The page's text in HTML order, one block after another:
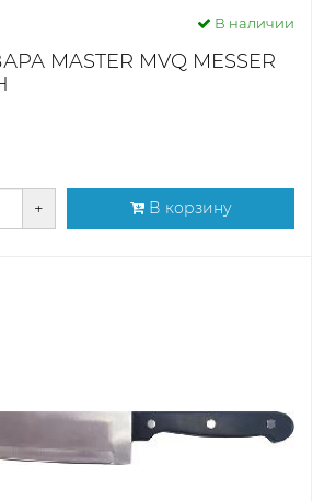
В наличии
MASTER MVQ MESSER
+ В корзину